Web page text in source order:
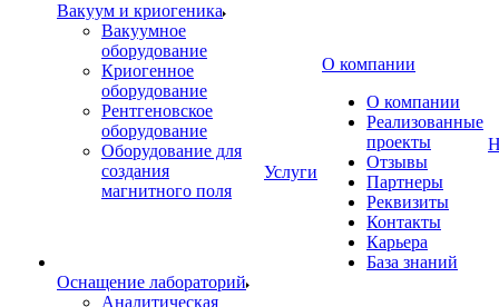
Вакуум и криогеника
Вакуумное
оборудование
Криогенное
оборудование
Рентгеновское
оборудование
Оборудование для
создания
магнитного поля
Оснащение лабораторий
Аналитическая
Услуги
О компании
О компании
Реализованные
проекты
Отзывы
Партнеры
Реквизиты
Контакты
Карьера
База знаний